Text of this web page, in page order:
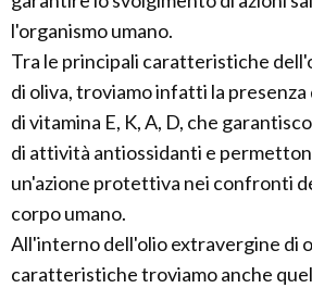
l'organismo umano.
Tra le principali caratteristiche
di oliva, troviamo infatti la
di vitamina E, K, A, D, che
di attività antiossidanti e
un'azione protettiva nei confronti
corpo umano.
All'interno dell'olio extravergine di
caratteristiche troviamo anche